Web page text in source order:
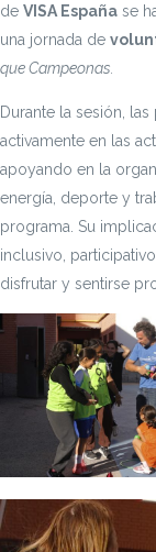
de VISA España se
una jornada de
que Campeonas.
Durante la sesión,
activamente en las
apoyando en la
energía, deporte y
programa. Su
inclusivo,
disfrutar y sentirse